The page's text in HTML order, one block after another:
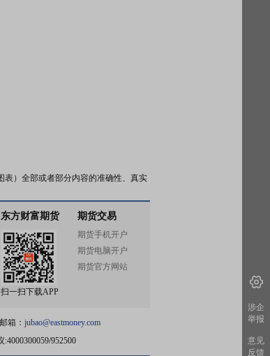
表）全部或者部分内容的准确性、真实
东方财富期货
扫一扫下载APP
期货交易
期货手机开户
期货电脑开户
期货官方网站
箱： jubao@eastmoney.com
952500
涉企
举报
意见
反馈